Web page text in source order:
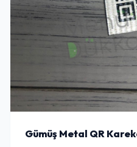
Gümüş Metal QR